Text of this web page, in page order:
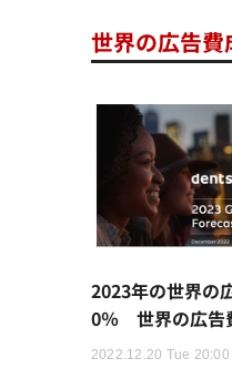
世界の広告費
2023年の世界の
0％ 世界の広告
2022.12.20 Tue 20:00